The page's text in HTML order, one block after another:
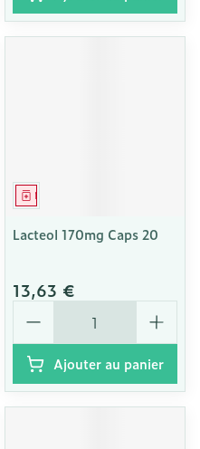
Médicament
Lacteol 170mg Caps 20
13,63 €
Quantité
Ajouter au panier